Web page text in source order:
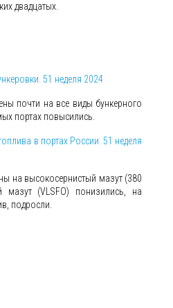
двадцатых.
51 неделя 2024
почти на все виды бункерного
портах повысились.
в портах России. 51 неделя
на высокосернистый мазут (380
мазут (VLSFO) понизились, на
подросли.